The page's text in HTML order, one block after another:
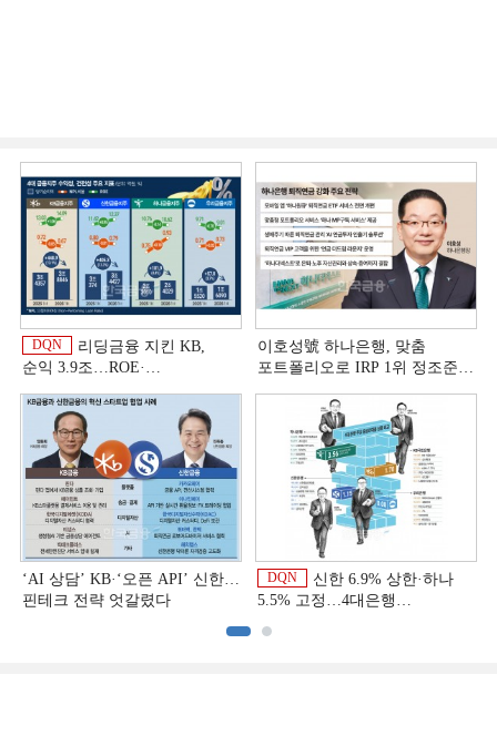
DQN
리딩금융 지킨 KB,
순익 3.9조…ROE·
상반기 금융 리그테이블]
이호성號 하나은행, 맞춤
포트폴리오로 IRP 1위 정조준
‘AI 상담’ KB·‘오픈 API’ 신한…
핀테크 전략 엇갈렸다
DQN
신한 6.9% 상한·하나
5.5% 고정…4대은행